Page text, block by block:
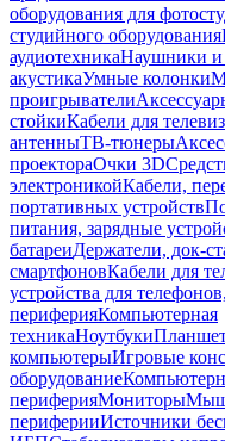
оборудования для
студийного оборудования
аудиотехникаНаушники и
акустикаУмные колонки
проигрыватели
стойкиКабели для
антенныТВ-тюнеры
проектораОчки 3D
электроникойКабели,
портативных устройств
питания, зарядные
батареиДержатели, док-
смартфоновКабели для
устройства для
периферияКомпьютерная
техникаНоутбуки
компьютерыИгровые
оборудование
периферияМониторы
периферииИсточники